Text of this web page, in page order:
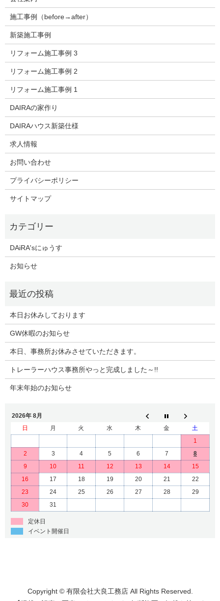
施工事例（before→after）
新築施工事例
リフォーム施工事例 3
リフォーム施工事例 2
リフォーム施工事例 1
DAIRAの家作り
DAIRAハウス新築仕様
求人情報
お問い合わせ
プライバシーポリシー
サイトマップ
DAiRA'sにゅうす
お知らせ
本日お休みしております
GW休暇のお知らせ
本日、事務所お休みさせていただきます。
トレーラーハウス事務所やっと完成しました～!!
年末年始のお知らせ
2026年 8月
日
月 火 水 木 金
土
1
2
3 4 5 6 7
8
9
10 11 12 13 14
15
16
17 18 19 20 21
22
23
24 25 26 27 28
29
30
31
定休日
イベント開催日
Copyright © 有限会社大良工務店 All Rights Reserved.